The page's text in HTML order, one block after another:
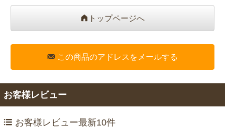
トップページへ
この商品のアドレスをメールする
お客様レビュー
お客様レビュー最新10件